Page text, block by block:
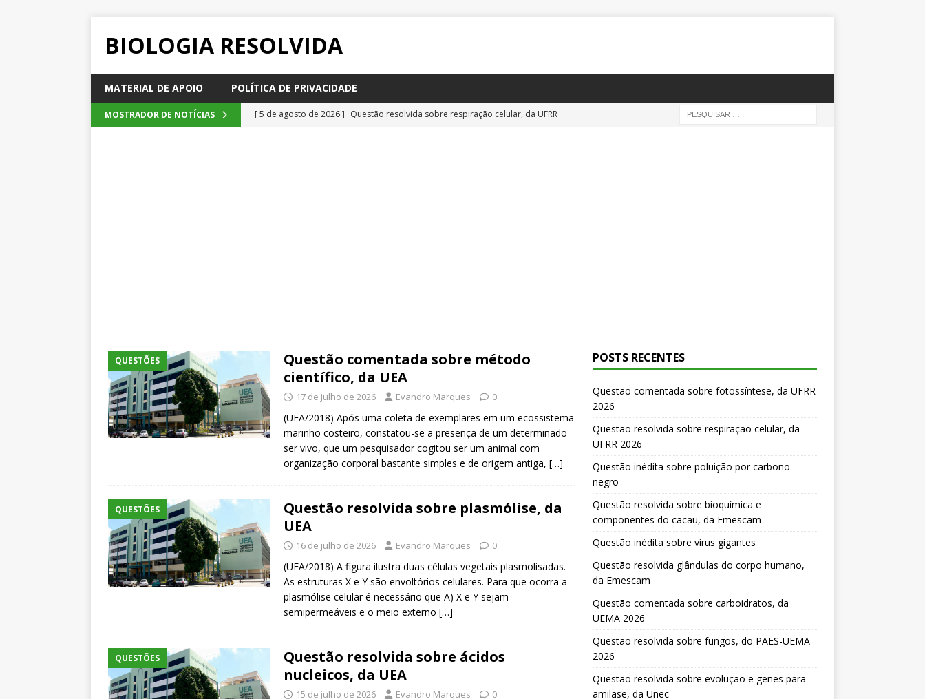
BIOLOGIA RESOLVIDA
MATERIAL DE APOIO POLÍTICA DE PRIVACIDADE
MOSTRADOR DE NOTÍCIAS [ 5 de agosto de 2026 ] Questão resolvida sobre respiração celular, da UFRR
QUESTÕES
Questão comentada sobre método
científico, da UEA
17 de julho de 2026 Evandro Marques 0
(UEA/2018) Após uma coleta de exemplares em um ecossistema
marinho costeiro, constatou-se a presença de um determinado
ser vivo, que um pesquisador cogitou ser um animal com
organização corporal bastante simples e de origem antiga, […]
QUESTÕES
Questão resolvida sobre plasmólise, da
UEA
16 de julho de 2026 Evandro Marques 0
(UEA/2018) A figura ilustra duas células vegetais plasmolisadas.
As estruturas X e Y são envoltórios celulares. Para que ocorra a
plasmólise celular é necessário que A) X e Y sejam
semipermeáveis e o meio externo […]
QUESTÕES
Questão resolvida sobre ácidos
nucleicos, da UEA
15 de julho de 2026 Evandro Marques 0
POSTS RECENTES
Questão comentada sobre fotossíntese, da UFRR
2026
Questão resolvida sobre respiração celular, da
UFRR 2026
Questão inédita sobre poluição por carbono
negro
Questão resolvida sobre bioquímica e
componentes do cacau, da Emescam
Questão inédita sobre vírus gigantes
Questão resolvida glândulas do corpo humano,
da Emescam
Questão comentada sobre carboidratos, da
UEMA 2026
Questão resolvida sobre fungos, do PAES-UEMA
2026
Questão resolvida sobre evolução e genes para
amilase, da Unec